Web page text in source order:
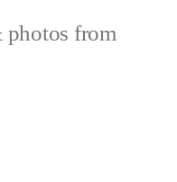
photos from